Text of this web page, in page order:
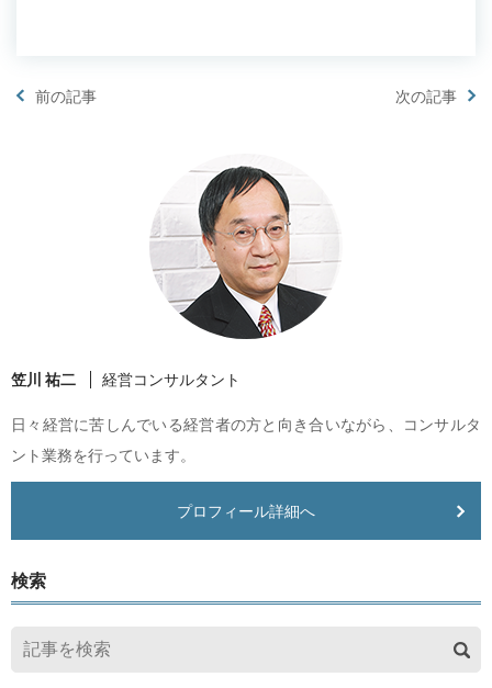
前の記事 次の記事
笠川 祐二 経営コンサルタント
日々経営に苦しんでいる経営者の方と向き合いながら、コンサルタ
ント業務を行っています。
プロフィール詳細へ
検索